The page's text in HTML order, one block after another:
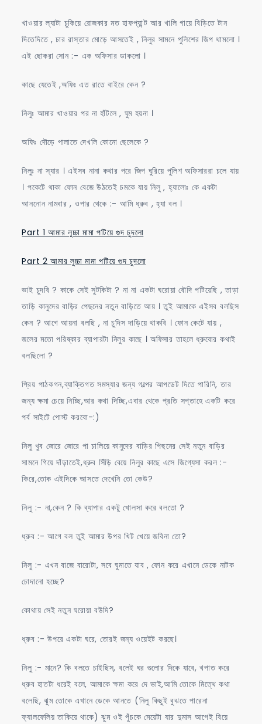
খাওয়ার ল্যাটা চুকিয়ে রোজকার মত হাফপ্যান্ট আর খালি গায়ে বিড়িতে টান
দিতেদিতে , চার রাস্তার মোড়ে আসতেই , নিলুর সামনে পুলিশের জিপ থামলো ।
এই ছোকরা সোন :- এক অফিসার ডাকলো ।
কাছে যেতেই ,অফিঃ এত রাতে বাইরে কেন ?
নিলুঃ আমার খাওয়ার পর না হাঁটলে , ঘুম হয়না ।
অফিঃ দৌড়ে পালাতে দেখলি কোনো ছেলেকে ?
নিলুঃ না স্যার । এইসব নানা কথার পরে জিপ ঘুরিয়ে পুলিশ অফিসাররা চলে যায়
। পকেটে থাকা ফোন বেজে উঠতেই চমকে যায় নিলু , হ্যালোঃ কে একটা
আননোন নামবার , ওপার থেকে :- আমি ধ্রুব , হ্যা বল ।
Part 1 আমার লুচ্চা মামা পটিয়ে গুদ চুদলো
Part 2 আমার লুচ্চা মামা পটিয়ে গুদ চুদলো
ভাই চুদবি ? কাকে সেই সুটকিটা ? না না একটা ঘরোয়া বৌদি পটিয়েছি , তাড়া
তাড়ি কানুদের বাড়ির পেছনের নতুন বাড়িতে আয় । তুই আমাকে এইসব বলছিস
কেন ? আগে আয়না বলছি , না চুদিস দাড়িয়ে থাকবি । ফোন কেটে যায় ,
জলের মতো পরিষ্কার ব্যাপারটা নিলুর কাছে । অফিসার তাহলে ধ্রুবোর কথাই
বলছিলো ?
প্রিয় পাঠকগন,ব্যাক্তিগত সমস্যার জন্য গল্পের আপডেট দিতে পারিনি, তার
জন্য ক্ষমা চেয়ে নিচ্ছি,আর কথা দিচ্ছি,এবার থেকে প্রতি সপ্তাহে একটি করে
পর্ব সাইটে পোস্ট করবো-:)
নিলু খুব জোরে জোরে পা চালিয়ে কানুদের বাড়ির পিছনের সেই নতুন বাড়ির
সামনে গিয়ে দাঁড়াতেই,ধ্রুব সিঁড়ি বেয়ে নিলুর কাছে এসে জিগ্যেসা করল :-
কিরে,তোক এইদিকে আসতে দেখেনি তো কেউ?
নিলু :- না,কেন ? কি ব্যাপার একটু খোলসা করে বলতো ?
ধ্রুব :- আগে বল তুই আমার উপর খিট খেয়ে জবিনা তো?
নিলু :- এখন বাজে বারোটা, সবে ঘুমাতে যাব , ফোন করে এখানে ডেকে নাটক
চোদানো হচ্ছে?
কোথায় সেই নতুন ঘরোয়া বউদি?
ধ্রুব :- উপরে একটা ঘরে, তোরই জন্য ওয়েইট করছে।
নিলু :- মানে? কি বলতে চাইছিস, বলেই ঘর গুলোর দিকে যাবে, খপাত করে
ধ্রুব হাতটা ধরেই বলে, আমাকে ক্ষমা করে দে ভাই,আমি তোকে মিত্থে কথা
বলেছি, ঝুম তোকে এখানে ডেকে আনতে (নিলু কিছুই বুঝতে পারেনা
ফ্যালফেলিয় তাকিয়ে থাকে) ঝুম ওই পুঁচকে মেয়েটা যার দুমাস আগেই বিয়ে